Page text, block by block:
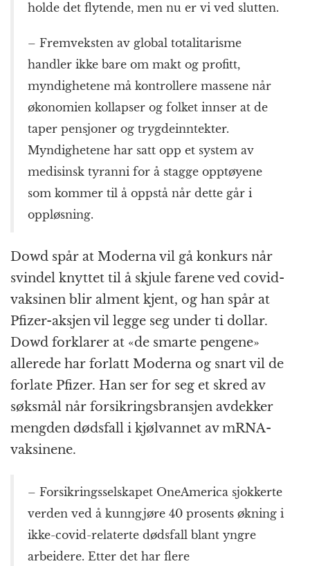
holde det flytende, men nu er vi ved slutten.
– Fremveksten av global totalitarisme
handler ikke bare om makt og profitt,
myndighetene må kontrollere massene når
økonomien kollapser og folket innser at de
taper pensjoner og trygdeinntekter.
Myndighetene har satt opp et system av
medisinsk tyranni for å stagge opptøyene
som kommer til å oppstå når dette går i
oppløsning.
Dowd spår at Moderna vil gå konkurs når
svindel knyttet til å skjule farene ved covid-
vaksinen blir alment kjent, og han spår at
Pfizer-aksjen vil legge seg under ti dollar.
Dowd forklarer at «de smarte pengene»
allerede har forlatt Moderna og snart vil de
forlate Pfizer. Han ser for seg et skred av
søksmål når forsikringsbransjen avdekker
mengden dødsfall i kjølvannet av mRNA-
vaksinene.
– Forsikringsselskapet OneAmerica sjokkerte
verden ved å kunngjøre 40 prosents økning i
ikke-covid-relaterte dødsfall blant yngre
arbeidere. Etter det har flere